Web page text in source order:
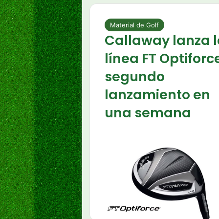
Material de Golf
Callaway lanza
línea FT
segundo
lanzamiento en
una semana